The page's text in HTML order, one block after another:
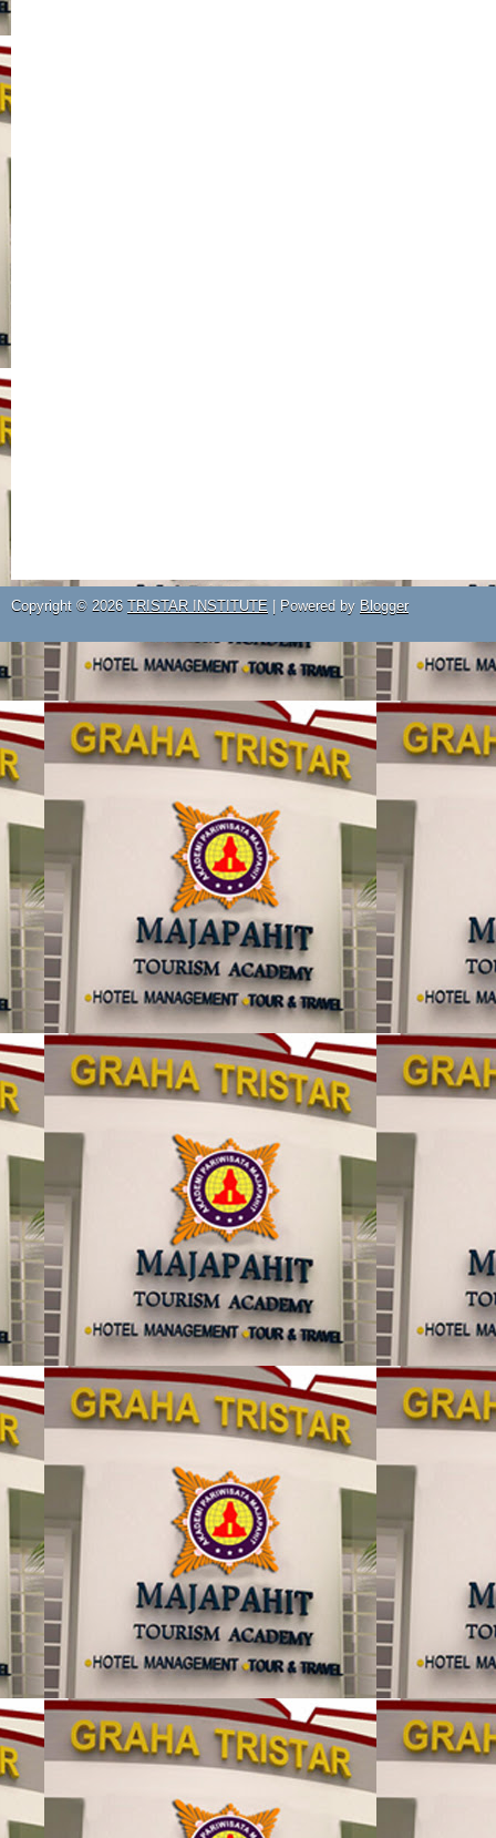
Copyright © 2026 TRISTAR INSTITUTE | Powered by Blogger